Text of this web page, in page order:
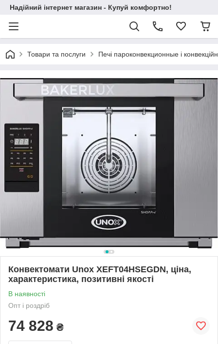
Надійний інтернет магазин - Купуй комфортно!
Товари та послуги Печі пароконвекционные і
Конвектомати Unox XEFT04HSEGDN, ціна,
характеристика, позитивні якості
В наявності
Опт і роздріб
74 828 ₴